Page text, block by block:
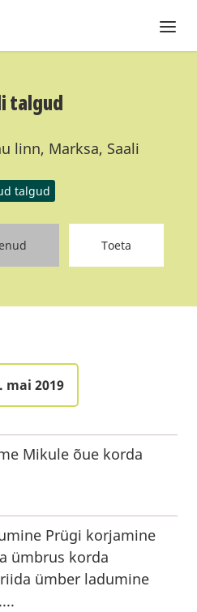
talgud
linn, Marksa, Saali
talgud
Toeta
mai 2019
Mikule õue korda
Prügi korjamine
ümbrus korda
ümber ladumine